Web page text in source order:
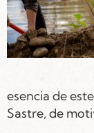
esencia de
Sastre, de